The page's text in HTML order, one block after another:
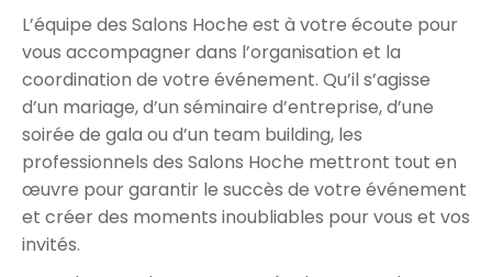
L’équipe des Salons Hoche est à votre écoute pour
vous accompagner dans l’organisation et la
coordination de votre événement. Qu’il s’agisse
d’un mariage, d’un séminaire d’entreprise, d’une
soirée de gala ou d’un team building, les
professionnels des Salons Hoche mettront tout en
œuvre pour garantir le succès de votre événement
et créer des moments inoubliables pour vous et vos
invités.